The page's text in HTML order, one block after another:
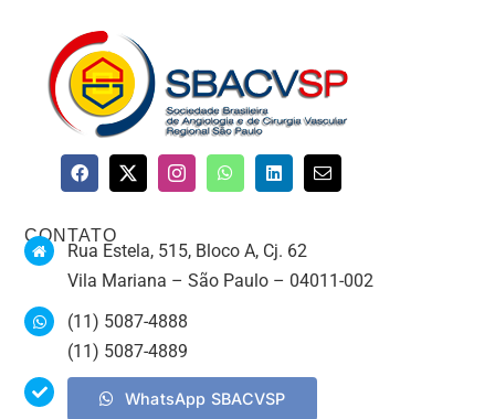
CONTATO
Rua Estela, 515, Bloco A, Cj. 62
Vila Mariana – São Paulo – 04011-002
(11) 5087-4888
(11) 5087-4889
WhatsApp SBACVSP